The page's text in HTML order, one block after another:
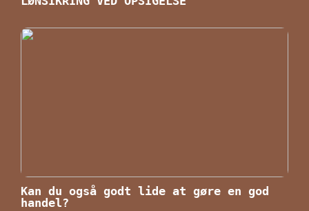
Kan du også godt lide at gøre en god
handel?